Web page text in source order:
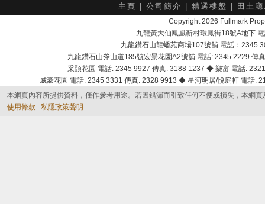
主頁 公司簡介 精選樓盤 田土
Copyright 2026 Fullmark
九龍黃大仙鳳凰新村環鳳街18號A地下
九龍鑽石山龍蟠苑商場107號舖 電話：2345
九龍鑽石山斧山道185號宏景花園A2號舖 電話: 2345 2229
采頣花園 電話: 2345 9927 傳真: 3188 1237 ◆ 樂富 電話:
威豪花園 電話: 2345 3331 傳真: 2328 9913 ◆ 星河明居/悅庭軒 電話
本網頁內容所提供資料，僅作參考用途。若因錯漏而引致任何不便或損失，本網
使用條款
私隱政策聲明